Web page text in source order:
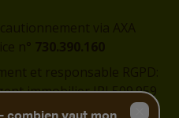
via AXA
n° 730.390.160
et responsable RGPD:
immobilier IPI 509.959